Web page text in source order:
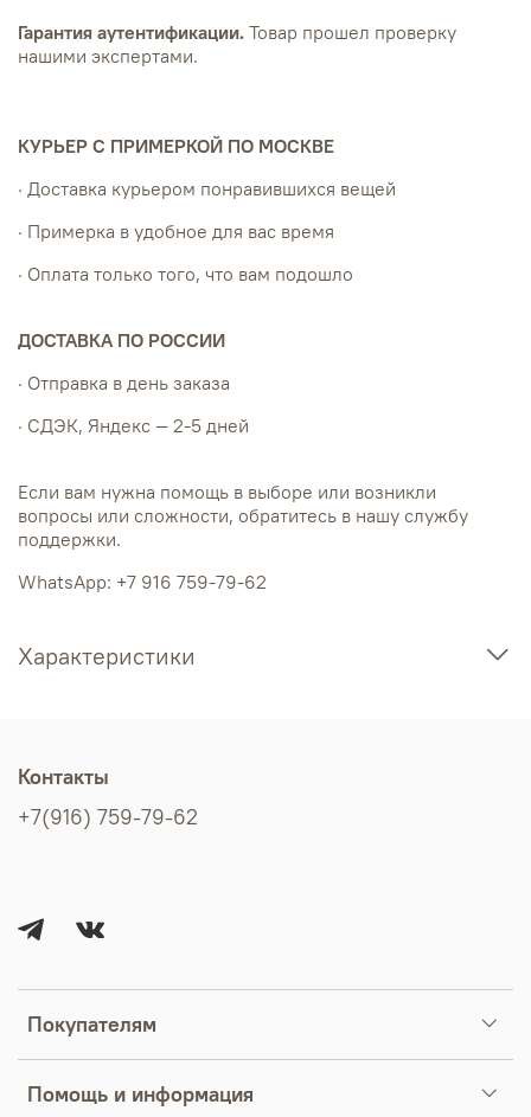
Гарантия аутентификации. Товар прошел проверку
нашими экспертами.
КУРЬЕР С ПРИМЕРКОЙ ПО МОСКВЕ
· Доставка курьером понравившихся вещей
· Примерка в удобное для вас время
· Оплата только того, что вам подошло
ДОСТАВКА ПО РОССИИ
· Отправка в день заказа
· СДЭК, Яндекс — 2-5 дней
Если вам нужна помощь в выборе или возникли
вопросы или сложности, обратитесь в нашу службу
поддержки.
WhatsApp: +7 916 759-79-62
Характеристики
Покупателям
Помощь и информация
Контакты
+7(916) 759-79-62